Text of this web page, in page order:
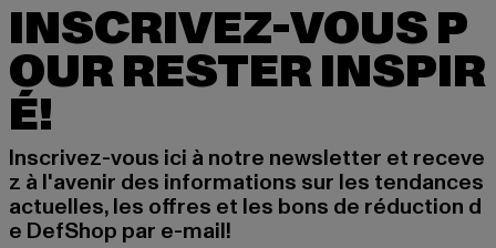
INSCRIVEZ-VOUS P
OUR RESTER INSPIR
É!
Inscrivez-vous ici à notre newsletter et receve
z à l'avenir des informations sur les tendances
actuelles, les offres et les bons de réduction d
e DefShop par e-mail!